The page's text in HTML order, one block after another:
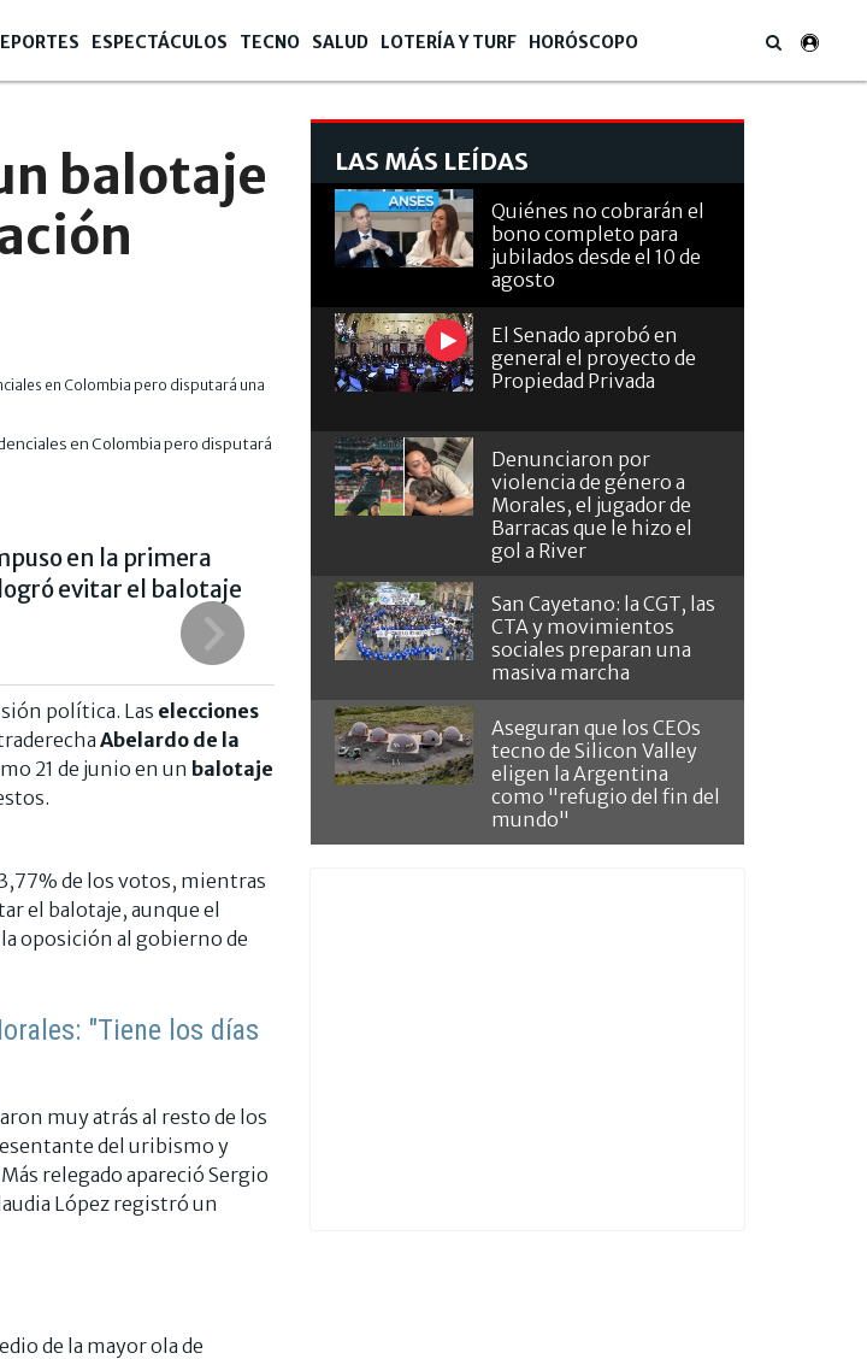
ESPECTÁCULOS TECNO SALUD LOTERÍA Y TURF HORÓSCOPO
balotaje
en Colombia pero disputará
en la primera
evitar el balotaje
política. Las elecciones
Abelardo de la
21 de junio en un balotaje
de los votos, mientras
el balotaje, aunque el
oposición al gobierno de
"Tiene los días
muy atrás al resto de los
del uribismo y
relegado apareció Sergio
López registró un
de la mayor ola de
LAS MÁS LEÍDAS
Quiénes no cobrarán el
bono completo para
jubilados desde el 10 de
agosto
El Senado aprobó en
general el proyecto de
Propiedad Privada
Denunciaron por
violencia de género a
Morales, el jugador de
Barracas que le hizo el
gol a River
San Cayetano: la CGT, las
CTA y movimientos
sociales preparan una
masiva marcha
Aseguran que los CEOs
tecno de Silicon Valley
eligen la Argentina
como "refugio del fin del
mundo"